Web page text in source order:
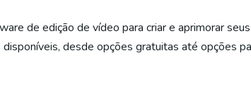
de edição de vídeo para criar e aprimorar
desde opções gratuitas até opções